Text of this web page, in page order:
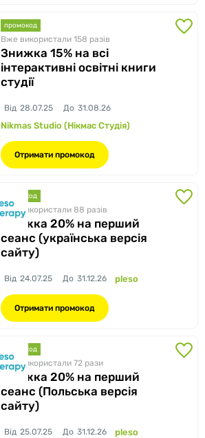
промокод
Вже використали 158 разів
Знижка 15% на всі
інтерактивні освітні книги
студії
Від 28.07.25 До 31.08.26
Nikmas Studio (Нікмас Студія)
Отримати промокод
промокод
Вже використали 88 разів
Знижка 20% на перший
сеанс (українська версія
сайту)
Від 24.07.25 До 31.12.26 pleso
Отримати промокод
промокод
Вже використали 72 рази
Знижка 20% на перший
сеанс (Польська версія
сайту)
Від 25.07.25 До 31.12.26 pleso